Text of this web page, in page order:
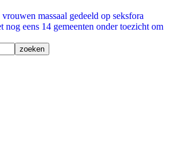
massaal gedeeld op seksfora
nog eens 14 gemeenten onder toezicht om